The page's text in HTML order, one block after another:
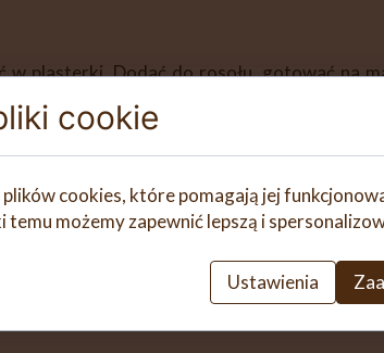
plasterki. Dodać do rosołu, gotować na
zupę zmiksować blenderem ręcznym
cookie
cookies, które pomagają jej
temu możemy zapewnić lepszą i
Ustawienia